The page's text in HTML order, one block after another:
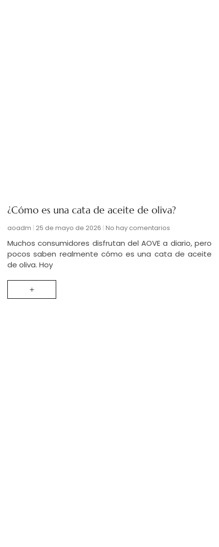
¿Cómo es una cata de aceite de oliva?
aoadm 25 de mayo de 2026 No hay comentarios
Muchos consumidores disfrutan del AOVE a diario, pero
pocos saben realmente cómo es una cata de aceite
de oliva. Hoy
+